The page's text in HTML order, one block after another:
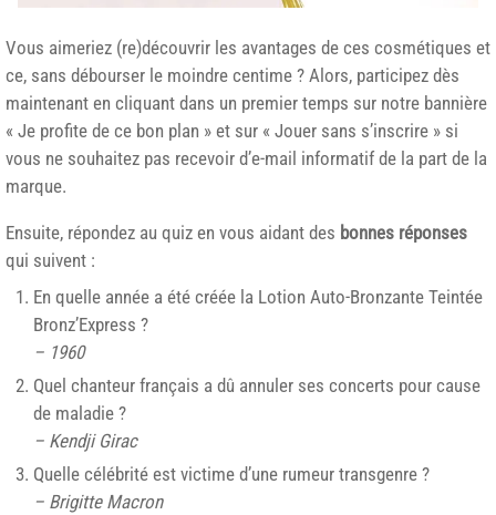
Vous aimeriez (re)découvrir les avantages de ces cosmétiques et
ce, sans débourser le moindre centime ? Alors, participez dès
maintenant en cliquant dans un premier temps sur notre bannière
« Je profite de ce bon plan » et sur « Jouer sans s’inscrire » si
vous ne souhaitez pas recevoir d’e-mail informatif de la part de la
marque.
Ensuite, répondez au quiz en vous aidant des bonnes réponses
qui suivent :
En quelle année a été créée la Lotion Auto-Bronzante Teintée
Bronz’Express ?
– 1960
Quel chanteur français a dû annuler ses concerts pour cause
de maladie ?
– Kendji Girac
Quelle célébrité est victime d’une rumeur transgenre ?
– Brigitte Macron